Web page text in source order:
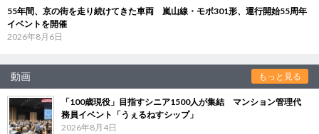
55年間、京の街を走り続けてきた車両 嵐山線・モボ301形、運行開始55周年
イベントを開催
2026年8月6日
動画 もっと見る
「100歳現役」目指すシニア1500人が集結 マンション管理代
務員イベント「うぇるねすシップ」
2026年8月4日